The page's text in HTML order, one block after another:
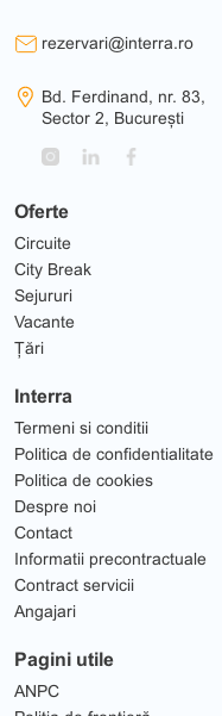
Oferte
Circuite
City Break
Sejururi
Vacante
Țări
Interra
Termeni si conditii
Politica de confidentialitate
Politica de cookies
Despre noi
Contact
Informatii precontractuale
Contract servicii
Angajari
Pagini utile
ANPC
rezervari@interra.ro
Bd. Ferdinand, nr. 83,
Sector 2, București